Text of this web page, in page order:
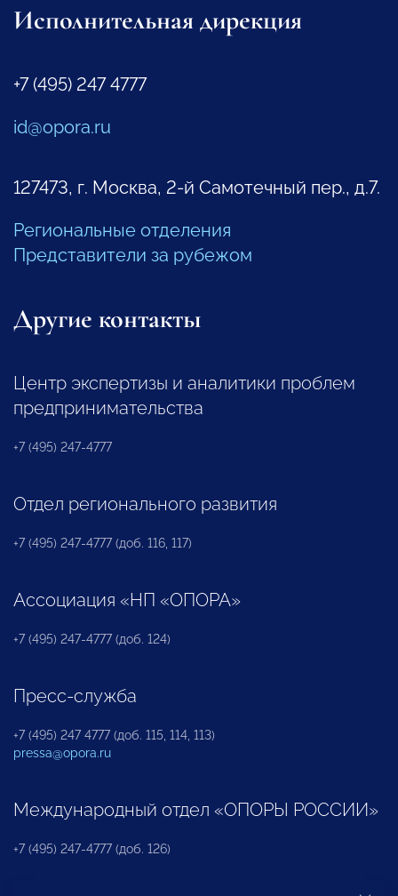
Исполнительная дирекция
+7 (495) 247 4777
id@opora.ru
127473, г. Москва, 2-й Самотечный пер., д.7.
Региональные отделения
Представители за рубежом
Другие контакты
Центр экспертизы и аналитики проблем
предпринимательства
+7 (495) 247-4777
Отдел регионального развития
+7 (495) 247-4777 (доб. 116, 117)
Ассоциация «НП «ОПОРА»
+7 (495) 247-4777 (доб. 124)
Пресс-служба
+7 (495) 247 4777 (доб. 115, 114, 113)
pressa@opora.ru
Международный отдел «ОПОРЫ РОССИИ»
+7 (495) 247-4777 (доб. 126)